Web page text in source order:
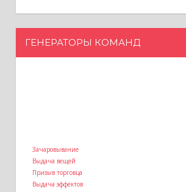
ГЕНЕРАТОРЫ КОМАНД
Зачаровывание
Выдача вещей
Призыв торговца
Выдача эффектов